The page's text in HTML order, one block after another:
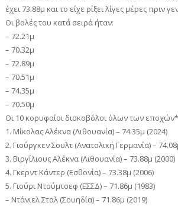
έχει 73.88μ και το είχε ρίξει λίγες μέρες πριν
Οι βολές του κατά σειρά ήταν:
– 72.21μ
– 70.32μ
– 72.89μ
– 70.51μ
– 74.35μ
– 70.50μ
Οι 10 κορυφαίοι δισκοβόλοι όλων των εποχών*
1. Μίκολας Αλέκνα (Λιθουανία) – 74.35μ (2024)
2. Γιούργκεν Σουλτ (Ανατολική Γερμανία) –
3. Βιργίλιους Αλέκνα (Λιθουανία) – 73.88μ (2000)
4. Γκερντ Κάντερ (Εσθονία) – 73.38μ (2006)
5. Γιούρι Ντούμτσεφ (ΕΣΣΔ) – 71.86μ (1983)
– Ντάνιελ Σταλ (Σουηδία) – 71.86μ (2019)